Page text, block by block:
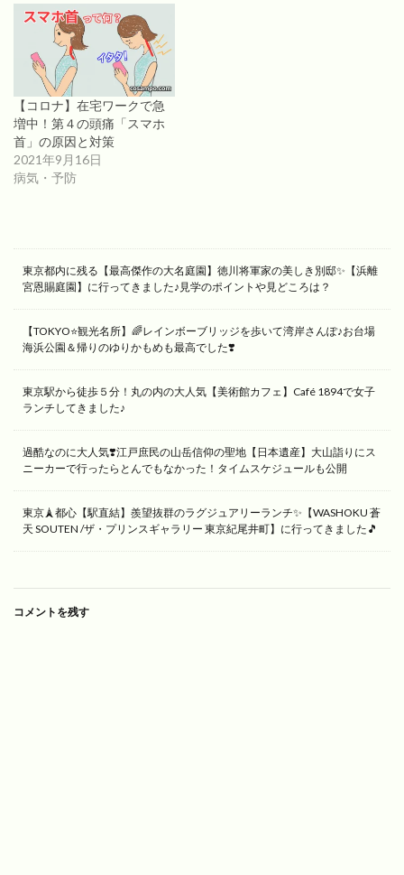
【コロナ】在宅ワークで急
増中！第４の頭痛「スマホ
首」の原因と対策
2021年9月16日
病気・予防
東京都内に残る【最高傑作の大名庭園】徳川将軍家の美しき別邸✨【浜離
宮恩賜庭園】に行ってきました♪見学のポイントや見どころは？
【TOKYO⭐️観光名所】🌈レインボーブリッジを歩いて湾岸さんぽ♪お台場
海浜公園＆帰りのゆりかもめも最高でした❣️
東京駅から徒歩５分！丸の内の大人気【美術館カフェ】Café 1894で女子
ランチしてきました♪
過酷なのに大人気❣️江戸庶民の山岳信仰の聖地【日本遺産】大山詣りにス
ニーカーで行ったらとんでもなかった！タイムスケジュールも公開
東京🗼都心【駅直結】羨望抜群のラグジュアリーランチ✨【WASHOKU 蒼
天 SOUTEN /ザ・プリンスギャラリー 東京紀尾井町】に行ってきました🎵
コメントを残す